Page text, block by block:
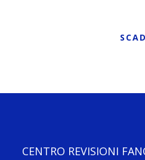
CENTRO REVISIONI